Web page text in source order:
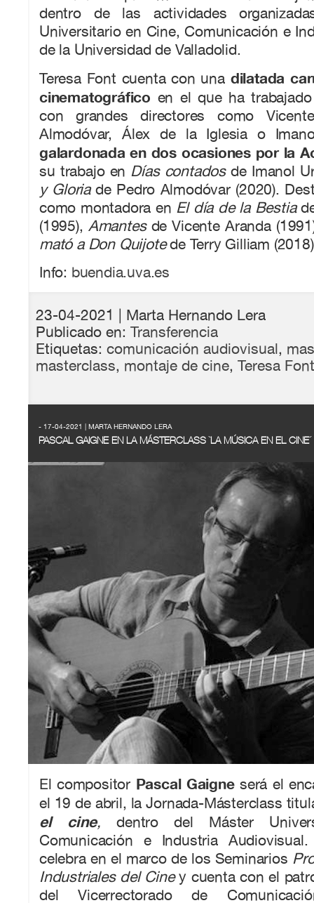
dentro de las actividades
Universitario en Cine, Comunicación e
de la Universidad de Valladolid.
Teresa Font cuenta con una dilatada
cinematográfico en el que ha
con grandes directores como
Almodóvar, Álex de la Iglesia o
galardonada en dos ocasiones por la
su trabajo en Días contadosde Imanol
y Gloriade Pedro Almodóvar (2020).
como montadora en El día de la Bestia
(1995), Amantes de Vicente Aranda
mató a Don Quijotede Terry Gilliam
Info: buendia.uva.es
23-04-2021 | Marta Hernando Lera
Publicado en: Transferencia
Etiquetas: comunicación audiovisual,
masterclass, montaje de cine, Teresa Font
- 17-04-2021 | MARTA HERNANDO LERA
PASCAL GAIGNE EN LA MÁSTERCLASS `LA MÚSICA EN EL CINE´
El compositor Pascal Gaigneserá el
el 19 de abril, la Jornada-Másterclass
el cine, dentro del Máster
Comunicación e Industria
celebra en el marco de los Seminarios
Industriales del Ciney cuenta con el
del Vicerrectorado de